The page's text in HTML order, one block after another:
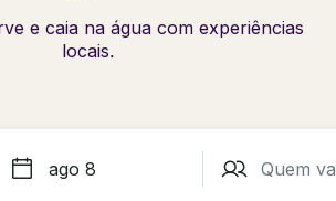
e caia na água com experiências
locais.